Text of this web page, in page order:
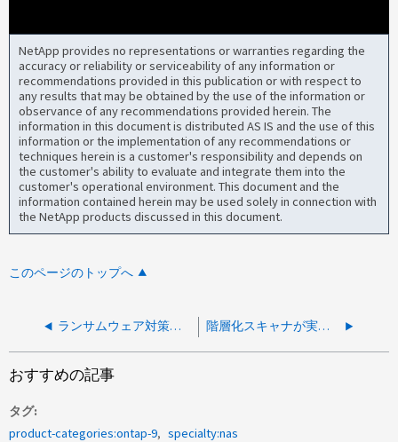
NetApp provides no representations or warranties regarding the
accuracy or reliability or serviceability of any information or
recommendations provided in this publication or with respect to
any results that may be obtained by the use of the information or
observance of any recommendations provided herein. The
information in this document is distributed AS IS and the use of this
information or the implementation of any recommendations or
techniques herein is a customer's responsibility and depends on
the customer's ability to evaluate and integrate them into the
customer's operational environment. This document and the
information contained herein may be used solely in connection with
the NetApp products discussed in this document.
このページのトップへ
ランサムウェア対策のスナップショットが原因で Cohesity のバックアップが失敗する 階層化スキャナが実行中のように見える場合でも、コールドデータを大容量階層に移動することはできません
おすすめの記事
タグ
product-categories:ontap-9
specialty:nas